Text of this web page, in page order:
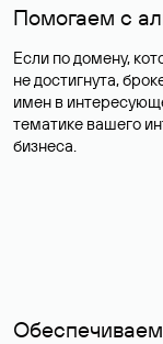
Помогаем с
Если по домену,
не достигнута,
имен в
тематике вашего
бизнеса.